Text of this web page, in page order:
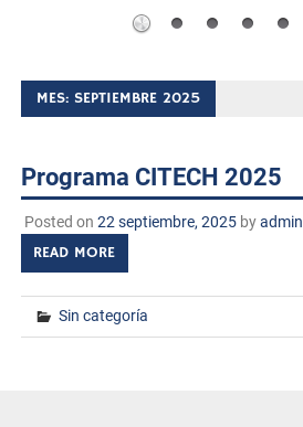
MES: SEPTIEMBRE 2025
Programa CITECH 2025
Posted on 22 septiembre, 2025byadmin
READ MORE
Sin categoría